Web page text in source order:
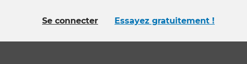
Se connecter Essayez gratuitement !